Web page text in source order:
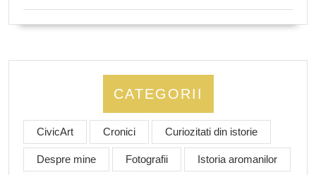
CATEGORII
CivicArt Cronici Curiozitati din istorie
Despre mine Fotografii Istoria aromanilor